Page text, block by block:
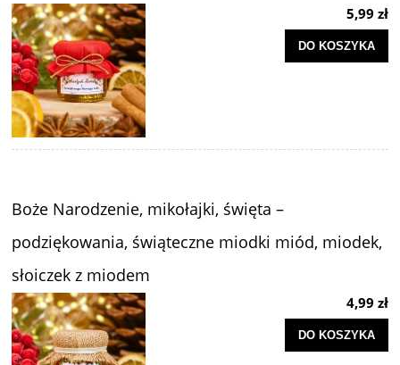
5,99 zł
DO KOSZYKA
Boże Narodzenie, mikołajki, święta –
podziękowania, świąteczne miodki miód, miodek,
słoiczek z miodem
4,99 zł
DO KOSZYKA